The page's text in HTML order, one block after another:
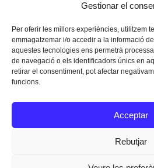
Gestionar el
Per oferir les millors experiències, utilitzem
emmagatzemar i/o accedir a la informació
aquestes tecnologies ens permetrà
de navegació o els identificadors únics en
retirar el consentiment, pot afectar
funcions.
Acceptar
Rebutjar
Texts Legals